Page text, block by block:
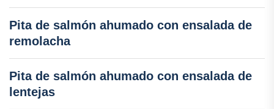
Pita de salmón ahumado con ensalada de
remolacha
Pita de salmón ahumado con ensalada de
lentejas